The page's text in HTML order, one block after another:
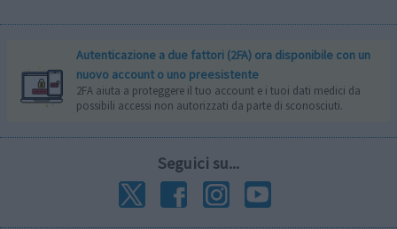
Autenticazione a due fattori (2FA) ora disponibile con un
nuovo account o uno preesistente
2FA aiuta a proteggere il tuo account e i tuoi dati medici da
possibili accessi non autorizzati da parte di sconosciuti.
Seguici su...